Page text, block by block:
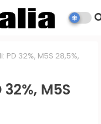
32%, M5S 28,5%,
M5S